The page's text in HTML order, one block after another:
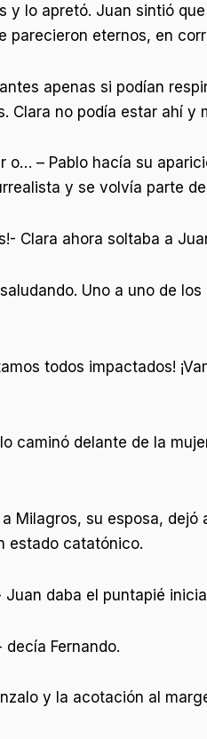
y lo apretó. Juan sintió
parecieron eternos, en
apenas si podían
Clara no podía estar ahí
o… – Pablo hacía su
y se volvía parte
Clara ahora soltaba a
Uno a uno de
todos impactados!
caminó delante de la
a Milagros, su esposa,
estado catatónico.
daba el puntapié
Fernando.
y la acotación al